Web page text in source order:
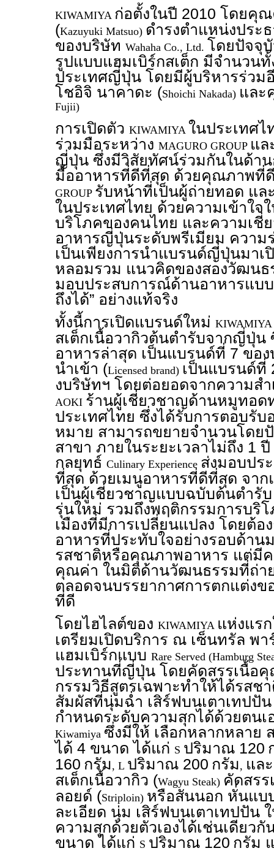
KIWAMIYA ก่อตั้งในปี 2010 โดยคุ
(Kazuyuki Matsuo) ดำรงตำแหน่งประ
ของบริษัท Wahaha Co., Ltd. โดยปัจจุ
รูปแบบแฮมเบิร์กสเต็ก มีจำนวน
ประเทศญี่ปุ่น โดยมีผู้บริหารร่ว
โชอิจิ นาคาดะ (Shoichi Nakada) และ
Fujii)
การเปิดตัว KIWAMIYA ในประเทศไ
ร่วมมือระหว่าง MAGURO GROUP แ
ญี่ปุ่น ซึ่งมีวิสัยทัศน์ร่วมกันในด้า
มื้ออาหารที่ดีที่สุด ด้วยคุณภาพที่
GROUP รับหน้าที่เป็นผู้ถ่ายทอด แล
ในประเทศไทย ด้วยความเข้าใจ
บริโภคของคนไทย และความเชี่
อาหารญี่ปุ่นระดับพรีเมียม ความ
เป็นเพียงการนำแบรนด์ญี่ปุ่นมาเ
หลอมรวม แนวคิดของสองวัฒนธ
มอบประสบการณ์ด้านอาหารแบ
ถึงได้” อย่างแท้จริง
ทั้งนี้การเปิดแบรนด์ใหม่ KIWAMIYA
สเต็กเนื้อวากิวต้นตำรับจากญี่ปุ่น
อาหารล่าสุด เป็นแบรนด์ที่ 7 ขอ
นำเข้า (Licensed brand) เป็นแบรนด์ที่
งบริษัทฯ โดยต่อยอดจากความส
AOKI ร้านผู้เชี่ยวชาญด้านหมูทอด
ประเทศไทย ซึ่งได้รับการตอบรั
หมาย สามารถขยายจำนวนโดย
สาขา ภายในระยะเวลาไม่ถึง 1
กลยุทธ์ Culinary Experience ส่งมอบปร
ที่สุด ด้วยเมนูอาหารที่ดีที่สุด จา
เป็นผู้เชี่ยวชาญแบบฉบับต้นตำรั
รุ่นใหม่ รวมถึงพฤติกรรมการบริ
เมืองที่มีการเปลี่ยนแปลง โดยต้
อาหารที่ประทับใจอย่างรอบด้าน
รสชาติหรือคุณภาพอาหาร แต่มี
คุณค่า ในมิติด้านวัฒนธรรมที่ถ่า
ตลอดจนบรรยากาศการตกแต่งข
ที่ดี
โดยไฮไลต์ของ KIWAMIYA แห่งแร
เตรียมเปิดบริการ ณ เซ็นทรัล พ
แฮมเบิร์กแบบ Rare Served (Hamburg
ประทานที่ญี่ปุ่น โดยคัดสรรเนื้อ
กรรมวิธีสูตรเฉพาะทำให้ได้รสช
สัมผัสที่นุ่มฉ่ำ เสิร์ฟบนเตาเทปปัน
กำหนดระดับความสุกได้ด้วยตน
Kiwamiya ซึ่งมีให้ เลือกหลากหลาย
ได้ 4 ขนาด ได้แก่ S ปริมาณ 120
160 กรัม, L ปริมาณ 200 กรัม, แล
สเต็กเนื้อวากิว (Wagyu Steak) คัดสรร
ลอยด์ (Striploin) หรือสันนอก หั่นแบ
ละเอียด นุ่ม เสิร์ฟบนเตาเทปปัน
ความสุกด้วยตัวเองได้เช่นเดียวกั
ขนาด ได้แก่ S ปริมาณ 120 กรัม